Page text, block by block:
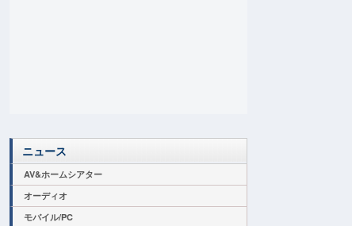
ニュース
AV&ホームシアター
オーディオ
モバイル/PC